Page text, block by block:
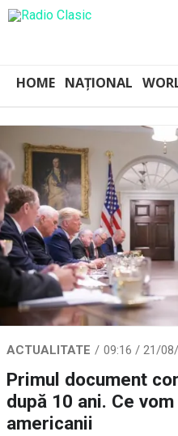
HOME NAȚIONAL
ACTUALITATE 09:16 / 21/
Primul document
după 10 ani. Ce
americanii